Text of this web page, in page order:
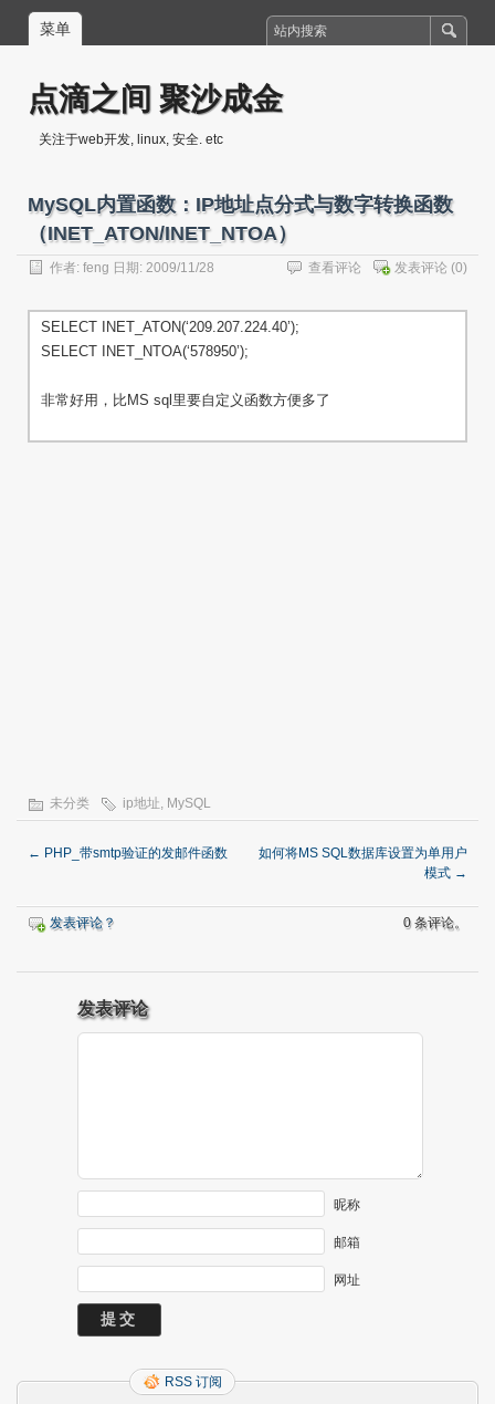
菜单
点滴之间 聚沙成金
关注于web开发, linux, 安全. etc
MySQL内置函数：IP地址点分式与数字转换函数
（INET_ATON/INET_NTOA）
作者: feng 日期: 2009/11/28 发表评论 (0)
查看评论
SELECT INET_ATON(‘209.207.224.40’);
SELECT INET_NTOA(‘578950’);
非常好用，比MS sql里要自定义函数方便多了
未分类 ip地址, MySQL
← PHP_带smtp验证的发邮件函数
如何将MS SQL数据库设置为单用户
模式 →
发表评论？ 0 条评论。
发表评论
昵称
邮箱
网址
RSS 订阅